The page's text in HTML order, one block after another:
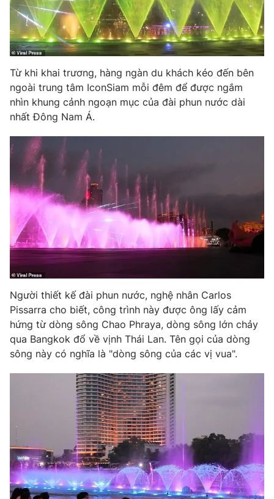
Video Shorts video
VTV Money VTV Thể thao
VTV Sức khoẻ Bất động sản
Thị trường 24h
VTV4
VTV9 VTV8
Liên hệ tòa soạn English
Theo dõi báo trên
Cơ quan chủ quản:Đài Truyền hình Việt Nam
Cơ quan báo chí:Thời báo VTV
Giấy phép hoạt động báo in và báo điện tử số 483/GP-BTTTT
cấp ngày 29/12/2023
Tổng Biên tập:
Vũ Thanh Thủy
Phó Tổng Biên tập:Nguyễn Thị Mỹ Hạnh, Phạm Quốc Thắng,
Nguyễn Trọng Ninh
Tổng đài VTV:024.38 355 931 - 024.38 355 932
Từ khi khai trương, hàng ngàn du khách kéo đến bên
ngoài trung tâm IconSiam mỗi đêm để được ngắm
nhìn khung cảnh ngoạn mục của đài phun nước dài
nhất Đông Nam Á.
Người thiết kế đài phun nước, nghệ nhân Carlos
Pissarra cho biết, công trình này được ông lấy cảm
hứng từ dòng sông Chao Phraya, dòng sông lớn chảy
qua Bangkok đổ về vịnh Thái Lan. Tên gọi của dòng
sông này có nghĩa là "dòng sông của các vị vua".